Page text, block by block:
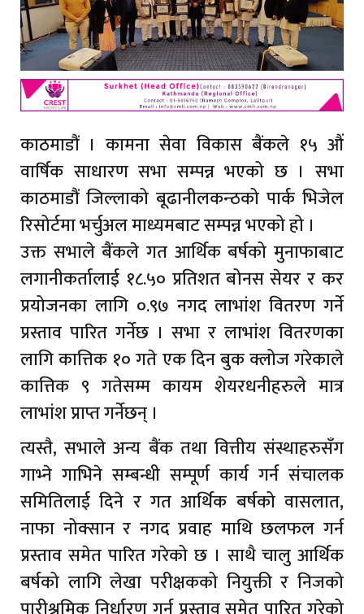
काठमाडौं । कामना सेवा विकास बैंकले १५ औं
वार्षिक साधारण सभा सम्पन्न भएको छ । सभा
काठमाडौं जिल्लाको बूढानीलकन्ठको पार्क भिजेल
रिसोर्टमा भर्चुअल माध्यमबाट सम्पन्न भएको हो ।
उक्त सभाले बैंकले गत आर्थिक बर्षको मुनाफाबाट
लगानीकर्तालाई १८.५० प्रतिशत बोनस सेयर र कर
प्रयोजनका लागि ०.९७ नगद लाभांश वितरण गर्ने
प्रस्ताव पारित गर्नेछ । सभा र लाभांश वितरणका
लागि कात्तिक १० गते एक दिन बुक क्लोज गरेकाले
कात्तिक ९ गतेसम्म कायम शेयरधनीहरुले मात्र
लाभांश प्राप्त गर्नेछन् ।
त्यस्तै, सभाले अन्य बैंक तथा वित्तीय संस्थाहरुसँग
गाभ्ने गाभिने सम्बन्धी सम्पूर्ण कार्य गर्न संचालक
समितिलाई दिने र गत आर्थिक बर्षको वासलात,
नाफा नोक्सान र नगद प्रवाह माथि छलफल गर्न
प्रस्ताव समेत पारित गरेको छ । साथै चालु आर्थिक
बर्षको लागि लेखा परीक्षकको नियुक्ती र निजको